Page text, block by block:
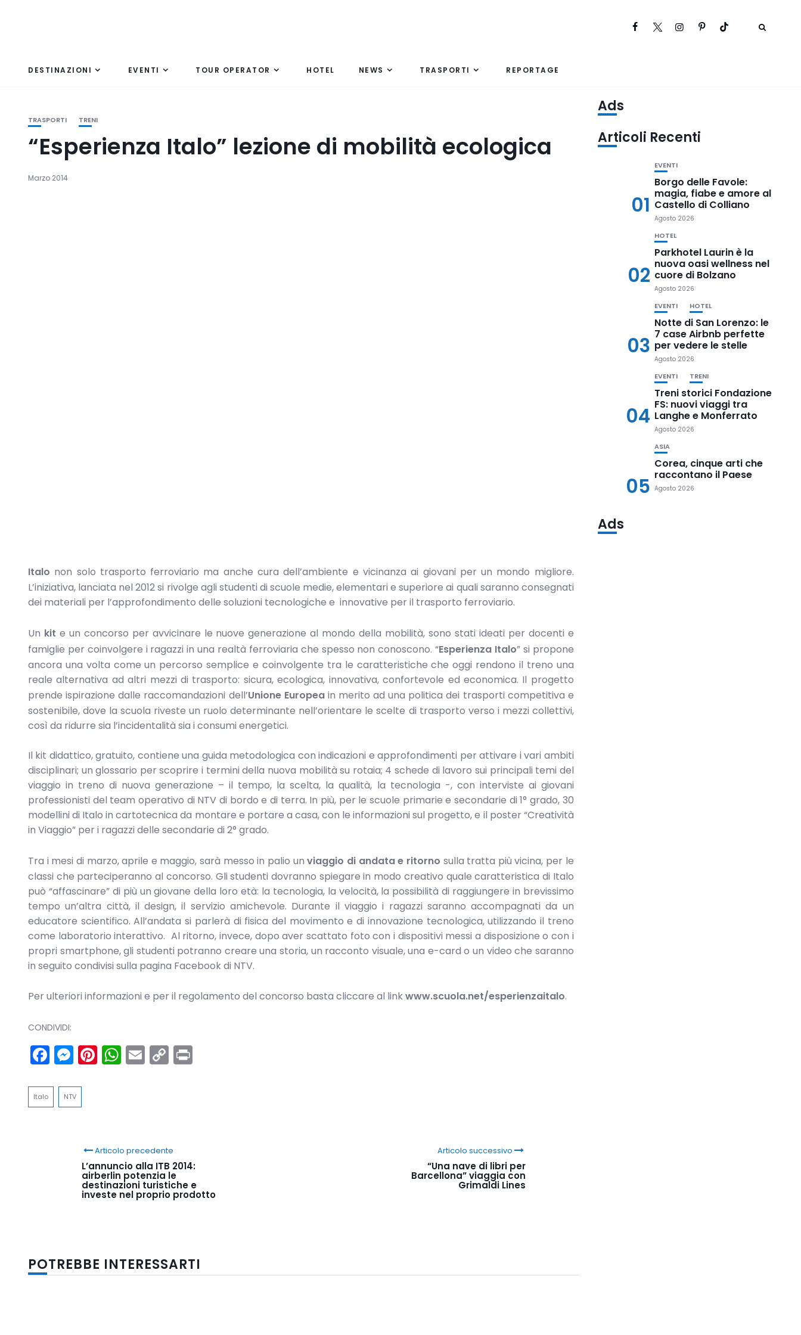
DESTINAZIONI EVENTI TOUR OPERATOR HOTEL NEWS TRASPORTI REPORTAGE
TRASPORTI TRENI
“Esperienza Italo” lezione di mobilità ecologica
Marzo 2014
Italo non solo trasporto ferroviario ma anche cura dell’ambiente e vicinanza ai giovani per un mondo migliore.
L’iniziativa, lanciata nel 2012 si rivolge agli studenti di scuole medie, elementari e superiore ai quali saranno consegnati
dei materiali per l’approfondimento delle soluzioni tecnologiche e innovative per il trasporto ferroviario.
Un kit e un concorso per avvicinare le nuove generazione al mondo della mobilità, sono stati ideati per docenti e
famiglie per coinvolgere i ragazzi in una realtà ferroviaria che spesso non conoscono. “Esperienza Italo” si propone
ancora una volta come un percorso semplice e coinvolgente tra le caratteristiche che oggi rendono il treno una
reale alternativa ad altri mezzi di trasporto: sicura, ecologica, innovativa, confortevole ed economica. Il progetto
prende ispirazione dalle raccomandazioni dell’Unione Europeain merito ad una politica dei trasporti competitiva e
sostenibile, dove la scuola riveste un ruolo determinante nell’orientare le scelte di trasporto verso i mezzi collettivi,
così da ridurre sia l’incidentalità sia i consumi energetici.
Il kit didattico, gratuito, contiene una guida metodologica con indicazioni e approfondimenti per attivare i vari ambiti
disciplinari; un glossario per scoprire i termini della nuova mobilità su rotaia; 4 schede di lavoro sui principali temi del
viaggio in treno di nuova generazione – il tempo, la scelta, la qualità, la tecnologia -, con interviste ai giovani
professionisti del team operativo di NTV di bordo e di terra. In più, per le scuole primarie e secondarie di 1° grado, 30
modellini di Italo in cartotecnica da montare e portare a casa, con le informazioni sul progetto, e il poster “Creatività
in Viaggio” per i ragazzi delle secondarie di 2° grado.
Tra i mesi di marzo, aprile e maggio, sarà messo in palio unviaggio di andata e ritorno sulla tratta più vicina, per le
classi che parteciperanno al concorso. Gli studenti dovranno spiegare in modo creativo quale caratteristica di Italo
può “affascinare” di più un giovane della loro età: la tecnologia, la velocità, la possibilità di raggiungere in brevissimo
tempo un’altra città, il design, il servizio amichevole. Durante il viaggio i ragazzi saranno accompagnati da un
educatore scientifico. All’andata si parlerà di fisica del movimento e di innovazione tecnologica, utilizzando il treno
come laboratorio interattivo. Al ritorno, invece, dopo aver scattato foto con i dispositivi messi a disposizione o con i
propri smartphone, gli studenti potranno creare una storia, un racconto visuale, una e-card o un video che saranno
in seguito condivisi sulla pagina Facebook di NTV.
Per ulteriori informazioni e per il regolamento del concorso basta cliccare al linkwww.scuola.net/esperienzaitalo.
CONDIVIDI:
Facebook
Messenger
Pinterest
WhatsApp
Email
Copy
Link
Italo NTV
Articolo precedente
L’annuncio alla ITB 2014:
airberlin potenzia le
destinazioni turistiche e
investe nel proprio prodotto
Articolo successivo
“Una nave di libri per
Barcellona” viaggia con
Grimaldi Lines
POTREBBE INTERESSARTI
Ads
Articoli Recenti
01
EVENTI
Borgo delle Favole:
magia, fiabe e amore al
Castello di Colliano
Agosto 2026
02
HOTEL
Parkhotel Laurin è la
nuova oasi wellness nel
cuore di Bolzano
Agosto 2026
03
EVENTI HOTEL
Notte di San Lorenzo: le
7 case Airbnb perfette
per vedere le stelle
Agosto 2026
04
EVENTI TRENI
Treni storici Fondazione
FS: nuovi viaggi tra
Langhe e Monferrato
Agosto 2026
05
ASIA
Corea, cinque arti che
raccontano il Paese
Agosto 2026
Ads